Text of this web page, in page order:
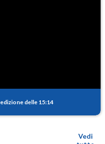
edizione delle 15:14
Vedi